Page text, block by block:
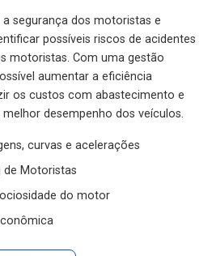
segurança dos motoristas e
possíveis riscos de acidentes
motoristas. Com uma gestão
aumentar a eficiência
os custos com abastecimento e
desempenho dos veículos.
curvas e acelerações
de Motoristas
do motor